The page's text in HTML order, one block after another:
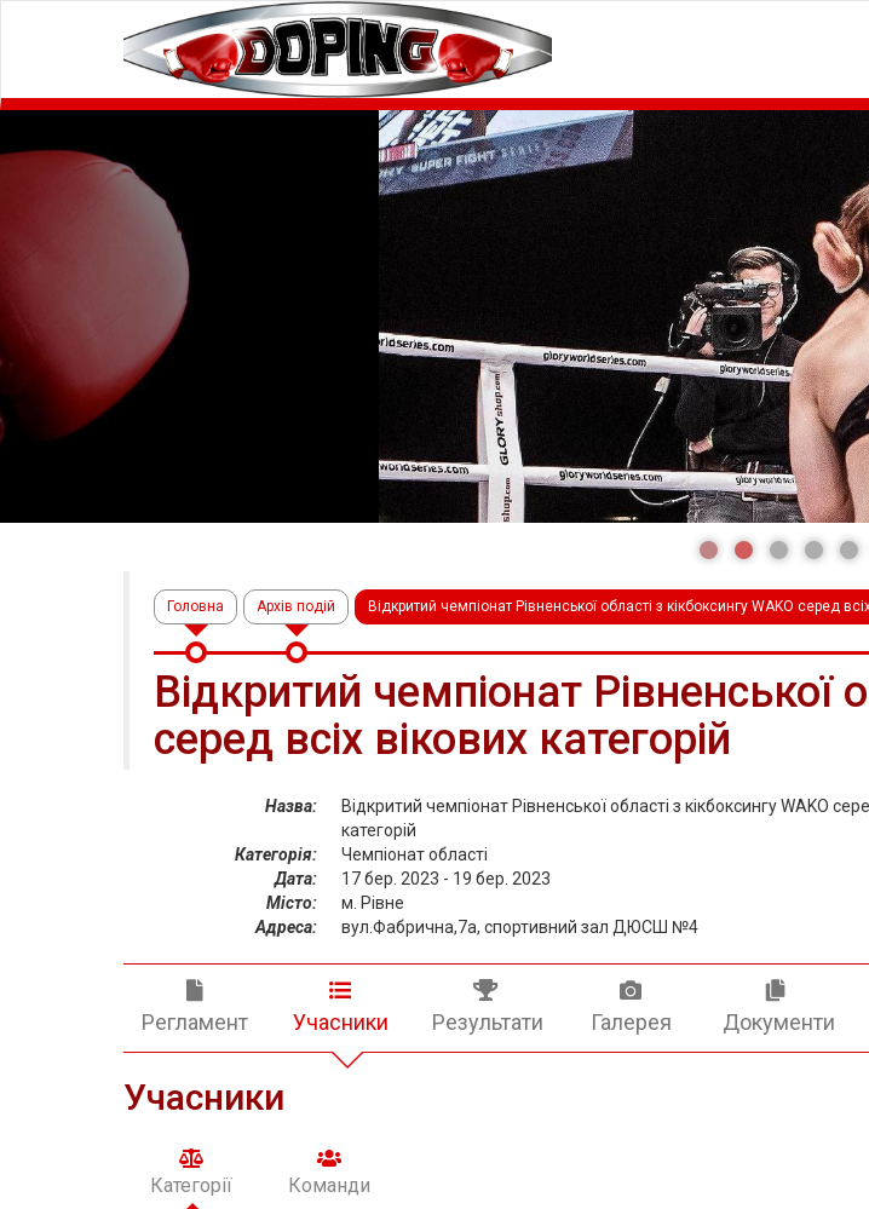
Головна Архів подій Відкритий чемпіонат Рівненської області з кікбоксингу WAKO серед
Відкритий чемпіонат Рівненської
серед всіх вікових категорій
Назва:
Відкритий чемпіонат Рівненської області з кікбоксингу WAKO
категорій
Категорія:
Чемпіонат області
Дата:
17 бер. 2023 - 19 бер. 2023
Місто:
м. Рівне
Адреса:
вул.Фабрична,7а, спортивний зал ДЮСШ №4
Регламент Учасники Результати Галерея Документи
Учасники
Категорії Команди